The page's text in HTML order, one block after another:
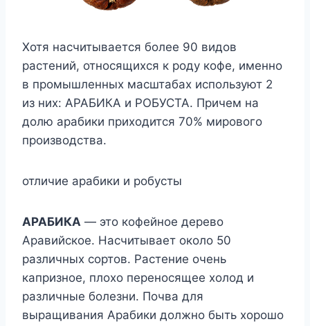
Хотя насчитывается более 90 видов
растений, относящихся к роду кофе, именно
в промышленных масштабах используют 2
из них: АРАБИКА и РОБУСТА. Причем на
долю арабики приходится 70% мирового
производства.
отличие арабики и робусты
АРАБИКА — это кофейное дерево
Аравийское. Насчитывает около 50
различных сортов. Растение очень
капризное, плохо переносящее холод и
различные болезни. Почва для
выращивания Арабики должно быть хорошо